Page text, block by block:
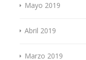
Mayo 2019
Abril 2019
Marzo 2019